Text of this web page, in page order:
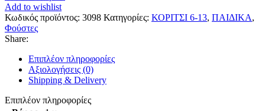
Add to wishlist
Κωδικός προϊόντος: 3098 Κατηγορίες: ΚΟΡΙΤΣΙ 6-13, ΠΑΙΔΙΚΑ,
Φούστες
Share:
Επιπλέον πληροφορίες
Αξιολογήσεις (0)
Shipping & Delivery
Επιπλέον πληροφορίες